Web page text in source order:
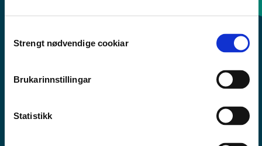
Selection
Strengt nødvendige cookiar
Brukarinnstillingar
Statistikk